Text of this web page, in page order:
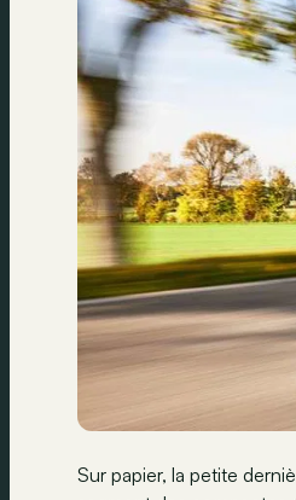
Sur papier, la petite